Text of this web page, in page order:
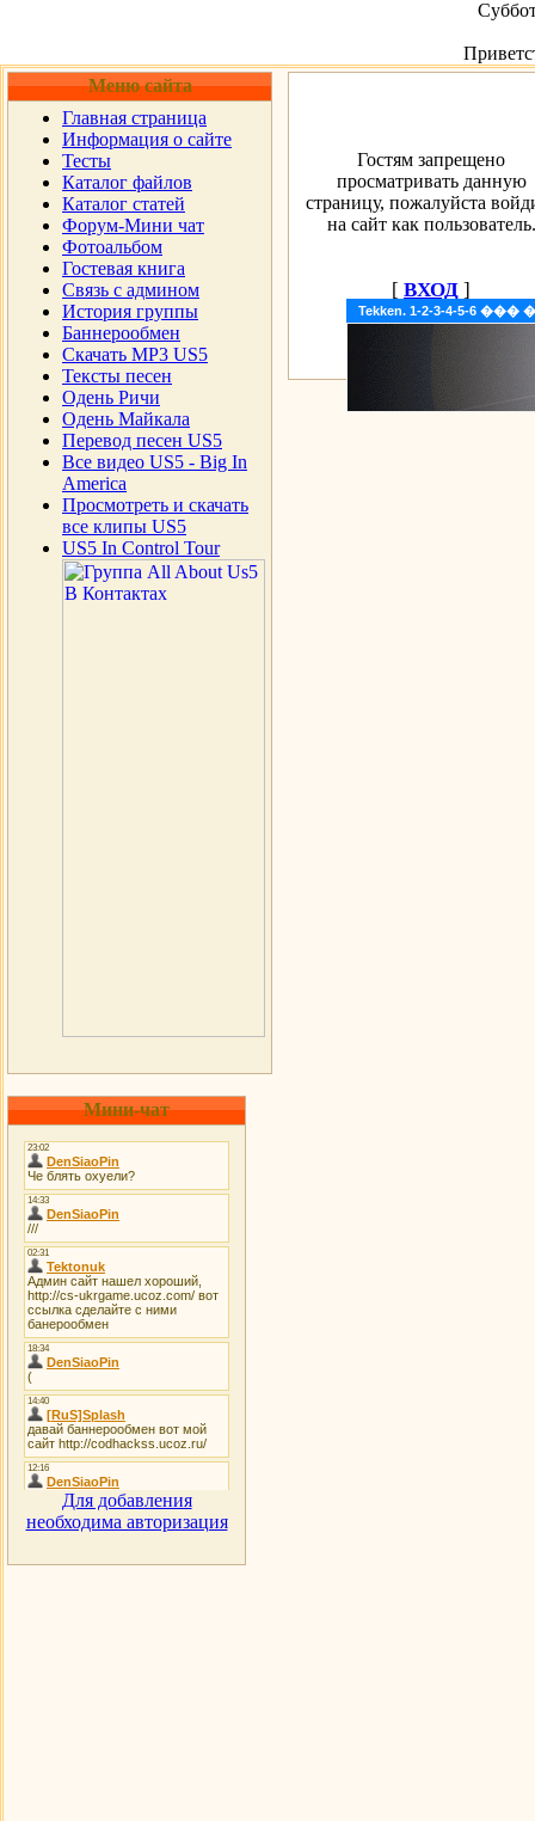
Меню сайта
Главная страница
Информация о сайте
Тесты
Каталог файлов
Каталог статей
Форум-Мини чат
Фотоальбом
Гостевая книга
Cвязь с админом
История группы
Баннерообмен
Скачать MP3 US5
Тексты песен
Одень Ричи
Одень Майкала
Перевод песен US5
Все видео US5 - Big In
America
Просмотреть и скачать
все клипы US5
US5 In Control Tour
Tekken. 1-2-3-4-5-6
Мини-чат
Для добавления
необходима авторизация
Гостям запрещено
просматривать данную
страницу, пожалуйста
на сайт как пользователь.
[ ВХОД ]